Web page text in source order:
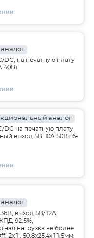
DC, на печатную плату
40Вт
аналог
DC на печатную плату
выход 5В 10A 50Вт 6-
выход 5В/12А,
92.5%,
нагрузка не более
2x1", 50.8x25.4x11.5мм,